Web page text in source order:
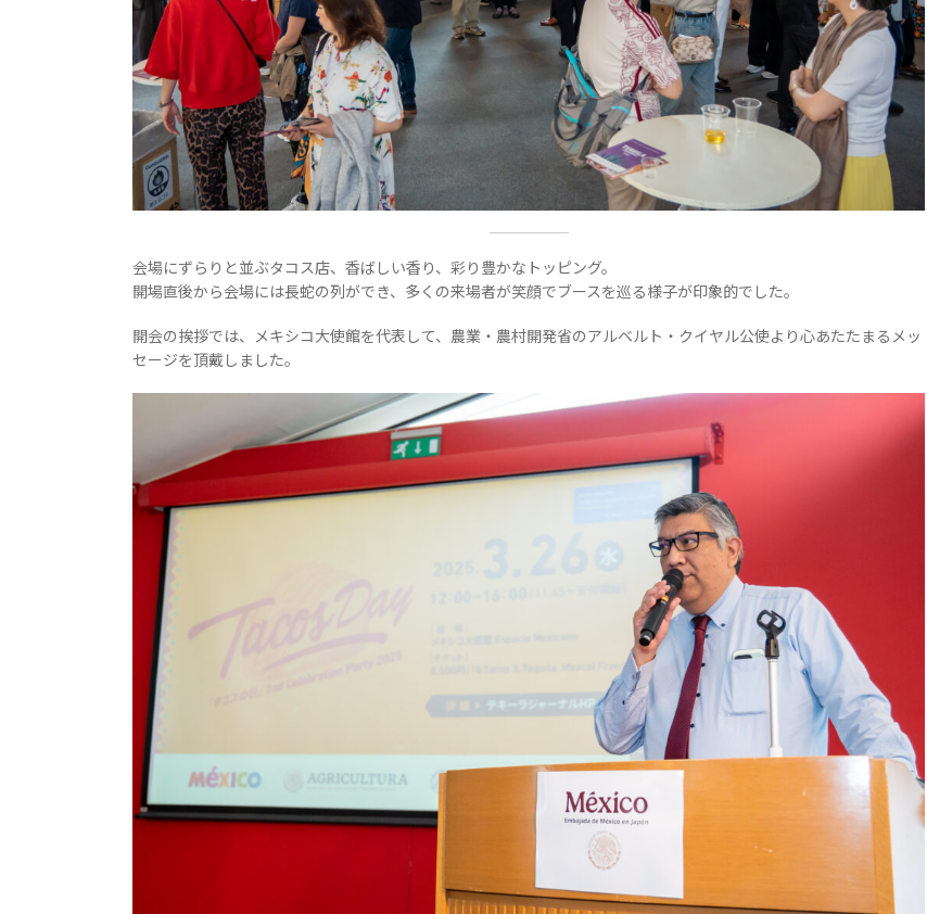
会場にずらりと並ぶタコス店、香ばしい香り、彩り豊かなトッピング。
開場直後から会場には長蛇の列ができ、多くの来場者が笑顔でブースを巡る様子が印象的でした。
開会の挨拶では、メキシコ大使館を代表して、農業・農村開発省のアルベルト・クイヤル公使より心あたたまるメッ
セージを頂戴しました。